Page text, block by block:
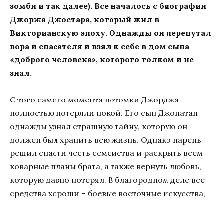
зомби и так далее). Все началось с биографии
Джоржа Джостара, который жил в
Викторианскую эпоху. Однажды он перепутал
вора и спасателя и взял к себе в дом сына
«доброго человека», которого толком и не
знал.
С того самого момента потомки Джорджа
полностью потеряли покой. Его сын Джонатан
однажды узнал страшную тайну, которую он
должен был хранить всю жизнь. Однако парень
решил спасти честь семейства и раскрыть всем
коварные планы брата, а также вернуть любовь,
которую давно потерял. В благородном деле все
средства хороши – боевые восточные искусства,